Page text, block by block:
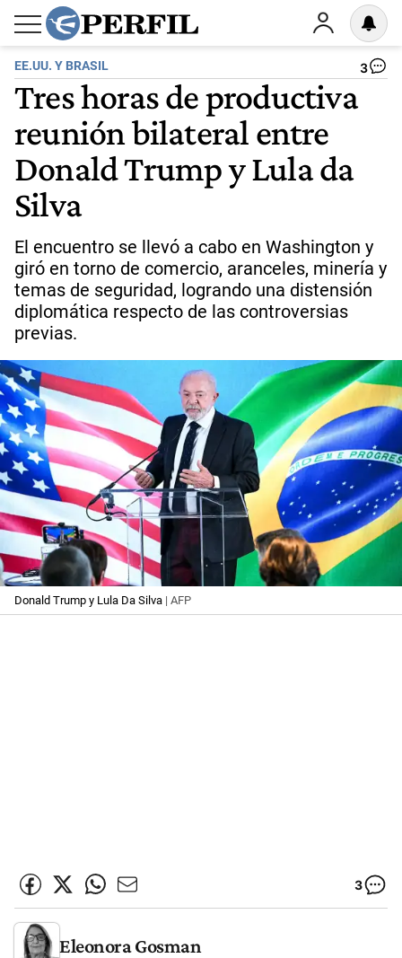
EE.UU. Y BRASIL 3
Tres horas de productiva
reunión bilateral entre
Donald Trump y Lula da
Silva
El encuentro se llevó a cabo en Washington y
giró en torno de comercio, aranceles, minería y
temas de seguridad, logrando una distensión
diplomática respecto de las controversias
previas.
Donald Trump y Lula Da Silva | AFP
3
Eleonora Gosman